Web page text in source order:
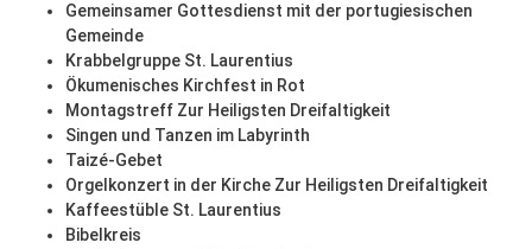
Gemeinsamer Gottesdienst mit der portugiesischen
Gemeinde
Krabbelgruppe St. Laurentius
Ökumenisches Kirchfest in Rot
Montagstreff Zur Heiligsten Dreifaltigkeit
Singen und Tanzen im Labyrinth
Taizé-Gebet
Orgelkonzert in der Kirche Zur Heiligsten Dreifaltigkeit
Kaffeestüble St. Laurentius
Bibelkreis